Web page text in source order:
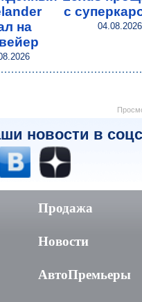
на
с
04.08.2026
новости в
Продажа
Новости
АвтоПремьеры